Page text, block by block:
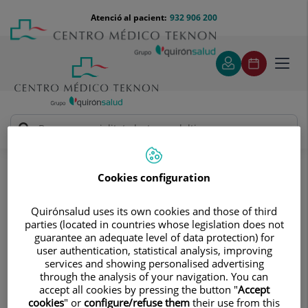
contingut
Menú
teléfono
cabecera
932 906 200
Atenció al pacient:
Servei d’Atenció al Pacient
Sol·licitud de Drets de Protecció de Dades (inclou
sol·licitud de documentació clínica)
Sol·licitud de Drets de Protecció de
Dades (inclou sol·licitud de
documentació clínica)
Des d'aquí podeudescarregar el formulari. Per sol·licitar
documentació clínica heu de marcar el dret d'accés.
Cookies configuration
Quirónsalud uses its own cookies and those of third
parties (located in countries whose legislation does not
guarantee an adequate level of data protection) for
user authentication, statistical analysis, improving
services and showing personalised advertising
through the analysis of your navigation. You can
accept all cookies by pressing the button "Accept
cookies" or configure/refuse them their use from this